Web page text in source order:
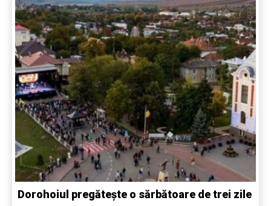
Dorohoiul pregătește o sărbătoare de trei zile